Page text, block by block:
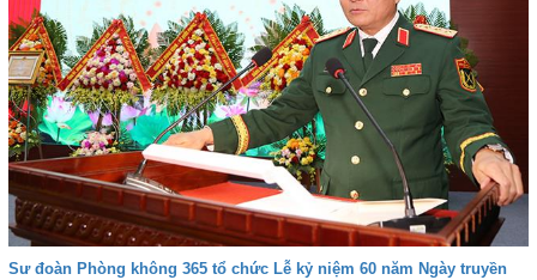
Sư đoàn Phòng không 365 tổ chức Lễ kỷ niệm 60 năm Ngày truyền